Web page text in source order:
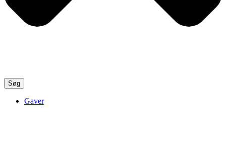
Søg
Gaver